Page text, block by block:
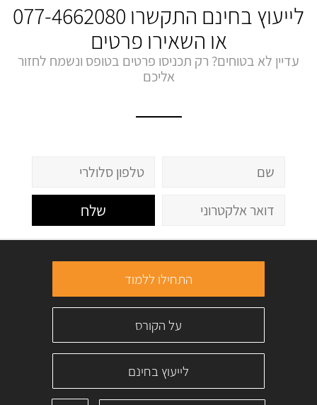
לייעוץ בחינם התקשרו 077-4662080
או השאירו פרטים
עדיין לא בטוחים? רק תכניסו פרטים בטופס ונשמח לחזור
אליכם
שלח
התחילו ללמוד
על הקורס
לייעוץ בחינם